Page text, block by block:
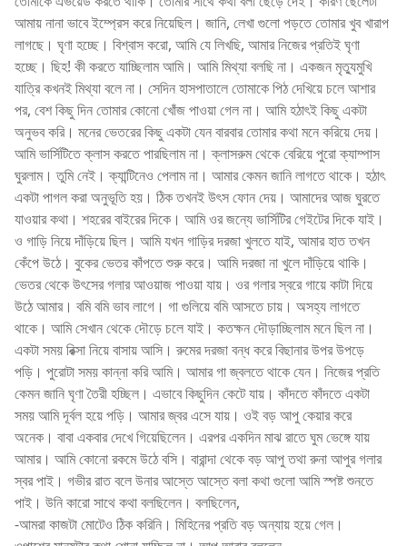
আমায় নানা ভাবে ইম্প্রেস করে নিয়েছিল। জানি, লেখা গুলো পড়তে তোমার খুব খারাপ
লাগছে। ঘৃণা হচ্ছে। বিশ্বাস করো, আমি যে লিখছি, আমার নিজের প্রতিই ঘৃণা
হচ্ছে। ছিহ! কী করতে যাচ্ছিলাম আমি। আমি মিথ্যা বলছি না। একজন মৃত্যুমুখি
যাত্রি কখনই মিথ্যা বলে না। সেদিন হাসপাতালে তোমাকে পিঠ দেখিয়ে চলে আশার
পর, বেশ কিছু দিন তোমার কোনো খোঁজ পাওয়া গেল না। আমি হঠাৎই কিছু একটা
অনুভব করি। মনের ভেতরের কিছু একটা যেন বারবার তোমার কথা মনে করিয়ে দেয়।
আমি ভার্সিটিতে ক্লাস করতে পারছিলাম না। ক্লাসরুম থেকে বেরিয়ে পুরো ক্যাম্পাস
ঘুরলাম। তুমি নেই। ক্যান্টিনেও পেলাম না। আমার কেমন জানি লাগতে থাকে। হঠাৎ
একটা পাগল করা অনুভূতি হয়। ঠিক তখনই উৎস ফোন দেয়। আমাদের আজ ঘুরতে
যাওয়ার কথা। শহরের বাইরের দিকে। আমি ওর জন্যে ভার্সিটির গেইটের দিকে যাই।
ও গাড়ি নিয়ে দাঁড়িয়ে ছিল। আমি যখন গাড়ির দরজা খুলতে যাই, আমার হাত তখন
কেঁপে উঠে। বুকের ভেতর কাঁপতে শুরু করে। আমি দরজা না খুলে দাঁড়িয়ে থাকি।
ভেতর থেকে উৎসের গলার আওয়াজ পাওয়া যায়। ওর গলার স্বরে গায়ে কাটা দিয়ে
উঠে আমার। বমি বমি ভাব লাগে। গা গুলিয়ে বমি আসতে চায়। অসহ্য লাগতে
থাকে। আমি সেখান থেকে দৌড়ে চলে যাই। কতক্ষন দৌড়াচ্ছিলাম মনে ছিল না।
একটা সময় রিক্সা নিয়ে বাসায় আসি। রুমের দরজা বন্ধ করে বিছানার উপর উপড়ে
পড়ি। পুরোটা সময় কান্না করি আমি। আমার গা জ্বলতে থাকে যেন। নিজের প্রতি
কেমন জানি ঘৃণা তৈরী হচ্ছিল। এভাবে কিছুদিন কেটে যায়। কাঁদতে কাঁদতে একটা
সময় আমি দূর্বল হয়ে পড়ি। আমার জ্বর এসে যায়। ওই বড় আপু কেয়ার করে
অনেক। বাবা একবার দেখে গিয়েছিলেন। এরপর একদিন মাঝ রাতে ঘুম ভেঙ্গে যায়
আমার। আমি কোনো রকমে উঠে বসি। বারান্দা থেকে বড় আপু তথা রুনা আপুর গলার
স্বর পাই। গভীর রাত বলে উনার আস্তে আস্তে বলা কথা গুলো আমি স্পষ্ট শুনতে
পাই। উনি কারো সাথে কথা বলছিলেন। বলছিলেন,
-আমরা কাজটা মোটেও ঠিক করিনি। মিহিনের প্রতি বড় অন্যায় হয়ে গেল।